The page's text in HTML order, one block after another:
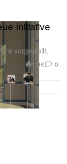
Initiative
vorgestellt.
1.9K 0